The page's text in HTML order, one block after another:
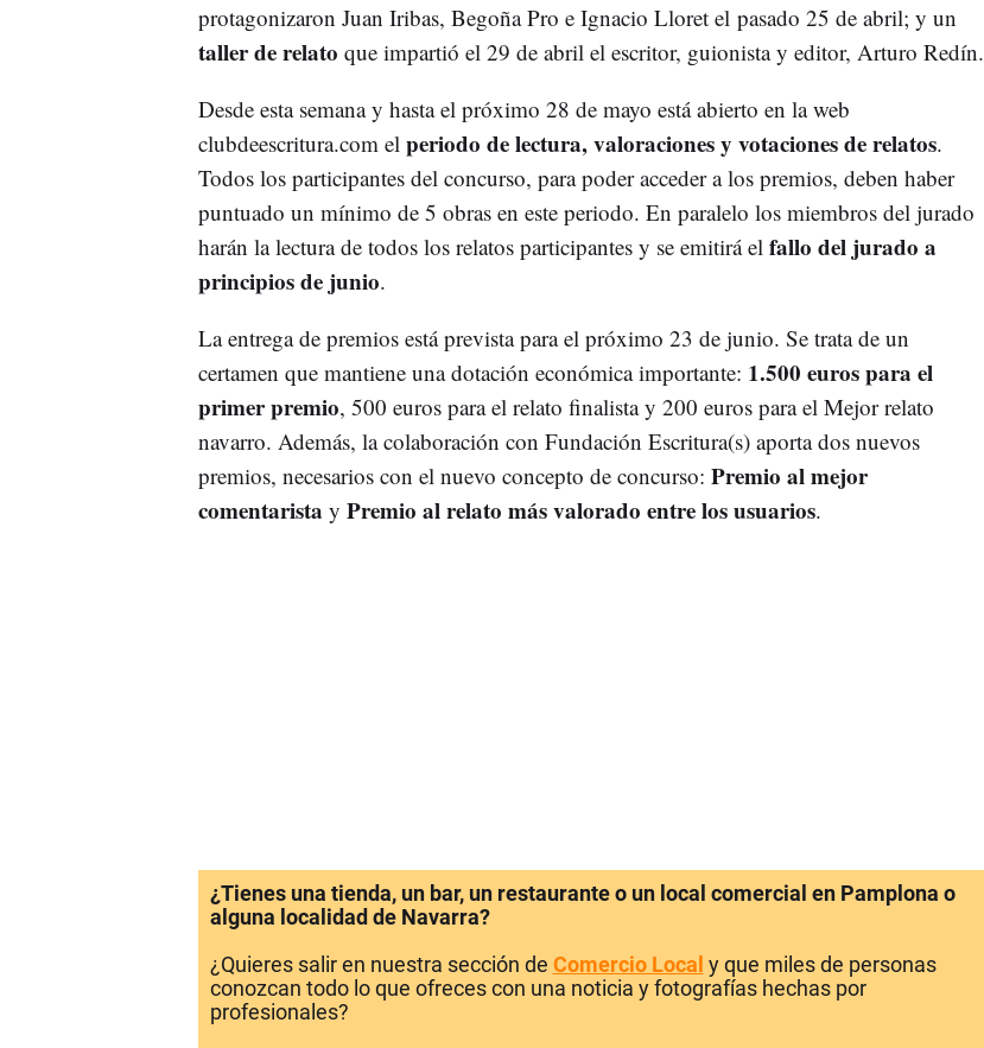
protagonizaron Juan Iribas, Begoña Pro e Ignacio Lloret el pasado 25 de abril; y un
taller de relato que impartió el 29 de abril el escritor, guionista y editor, Arturo Redín.
Desde esta semana y hasta el próximo 28 de mayo está abierto en la web
clubdeescritura.com elperiodo de lectura, valoraciones y votaciones de relatos.
Todos los participantes del concurso, para poder acceder a los premios, deben haber
puntuado un mínimo de 5 obras en este periodo. En paralelo los miembros del jurado
harán la lectura de todos los relatos participantes y se emitirá el fallo del jurado a
principios de junio.
La entrega de premios está prevista para el próximo 23 de junio. Se trata de un
certamen que mantiene una dotación económica importante: 1.500 euros para el
primer premio, 500 euros para el relato finalista y 200 euros para el Mejor relato
navarro. Además, la colaboración con Fundación Escritura(s) aporta dos nuevos
premios, necesarios con el nuevo concepto de concurso: Premio al mejor
comentarista y Premio al relato más valorado entre los usuarios.
¿Tienes una tienda, un bar, un restaurante o un local comercial en Pamplona o
alguna localidad de Navarra?
¿Quieres salir en nuestra sección de Comercio Local y que miles de personas
conozcan todo lo que ofreces con una noticia y fotografías hechas por
profesionales?